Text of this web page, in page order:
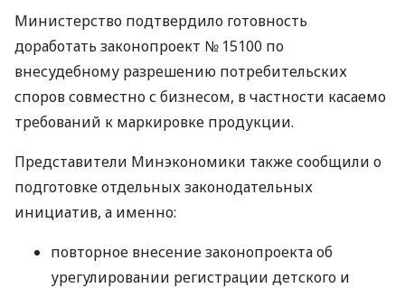
Министерство подтвердило готовность
доработать законопроект № 15100 по
внесудебному разрешению потребительских
споров совместно с бизнесом, в частности касаемо
требований к маркировке продукции.
Представители Минэкономики также сообщили о
подготовке отдельных законодательных
инициатив, а именно:
повторное внесение законопроекта об
урегулировании регистрации детского и